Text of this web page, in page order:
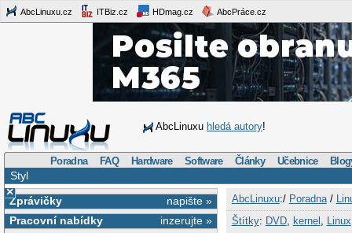
AbcLinuxu.cz ITBiz.cz HDmag.cz AbcPráce.cz
AbcLinuxu hledá autory!
Poradna FAQ Hardware Software Články Učebnice
Styl
×
napište »
Zprávičky
inzerujte »
Pracovní nabídky
AbcLinuxu:/ Poradna/
Štítky: DVD, kernel Linux